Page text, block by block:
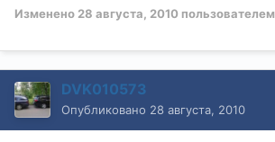
Изменено 28 августа, 2010
DVK010573
Опубликовано 28 августа, 2010